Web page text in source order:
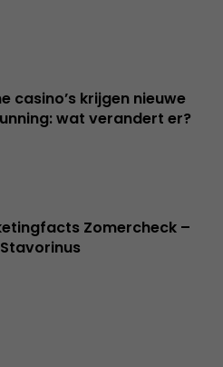
casino’s krijgen nieuwe
wat verandert er?
Zomercheck –